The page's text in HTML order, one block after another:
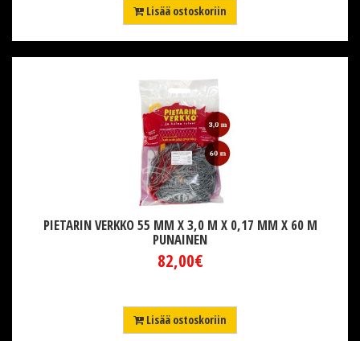
Lisää ostoskoriin
PIETARIN VERKKO 55 MM X 3,0 M X 0,17 MM X 60 M
PUNAINEN
82,00€
Lisää ostoskoriin